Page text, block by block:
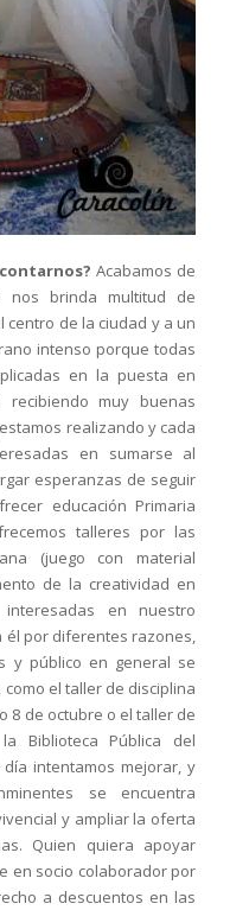
Acabamos de
nos brinda multitud de
centro de la ciudad y a un
intenso porque todas
en la puesta en
recibiendo muy buenas
realizando y cada
en sumarse al
esperanzas de seguir
educación Primaria
talleres por las
(juego con material
de la creatividad en
en nuestro
él por diferentes razones,
y público en general se
el taller de disciplina
8 de octubre o el taller de
Biblioteca Pública del
intentamos mejorar, y
se encuentra
y ampliar la oferta
Quien quiera apoyar
en socio colaborador por
a descuentos en las